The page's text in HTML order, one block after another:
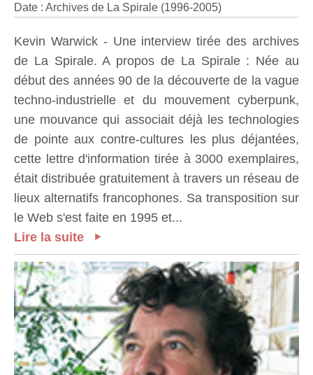
Date : Archives de La Spirale (1996-2005)
Kevin Warwick - Une interview tirée des archives
de La Spirale. A propos de La Spirale : Née au
début des années 90 de la découverte de la vague
techno-industrielle et du mouvement cyberpunk,
une mouvance qui associait déjà les technologies
de pointe aux contre-cultures les plus déjantées,
cette lettre d'information tirée à 3000 exemplaires,
était distribuée gratuitement à travers un réseau de
lieux alternatifs francophones. Sa transposition sur
le Web s'est faite en 1995 et...
Lire la suite